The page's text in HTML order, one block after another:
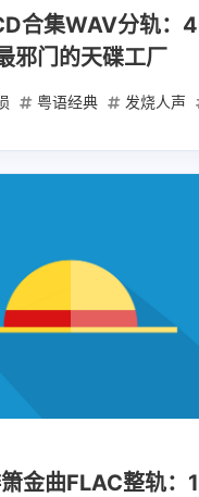
182篇
合集WAV分轨：
邪门的天碟工厂
粤语经典 发烧人声
金曲FLAC整轨：